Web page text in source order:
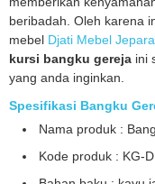
beribadah. Oleh karena
mebel Djati Mebel Jepara
kursi bangku gereja ini
yang anda inginkan.
Spesifikasi Bangku
Nama produk :
Kode produk : KG-